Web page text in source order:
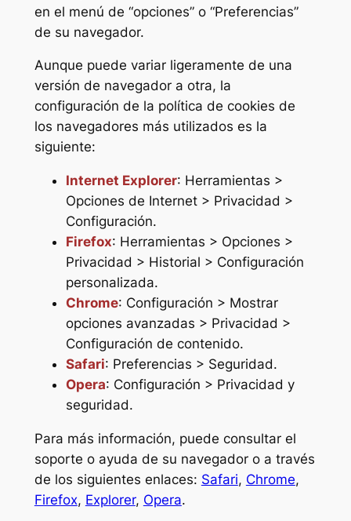
en el menú de “opciones” o “Preferencias”
de su navegador.
Aunque puede variar ligeramente de una
versión de navegador a otra, la
configuración de la política de cookies de
los navegadores más utilizados es la
siguiente:
Internet Explorer: Herramientas >
Opciones de Internet > Privacidad >
Configuración.
Firefox: Herramientas > Opciones >
Privacidad > Historial > Configuración
personalizada.
Chrome: Configuración > Mostrar
opciones avanzadas > Privacidad >
Configuración de contenido.
Safari: Preferencias > Seguridad.
Opera: Configuración > Privacidad y
seguridad.
Para más información, puede consultar el
soporte o ayuda de su navegador o a través
de los siguientes enlaces: Safari, Chrome,
Firefox, Explorer, Opera.